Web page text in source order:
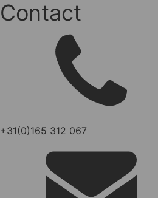
Contact
+31(0)165 312 067